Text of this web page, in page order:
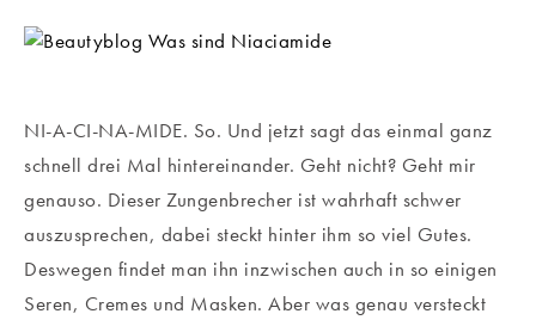
NI-A-CI-NA-MIDE. So. Und jetzt sagt das einmal ganz
schnell drei Mal hintereinander. Geht nicht? Geht mir
genauso. Dieser Zungenbrecher ist wahrhaft schwer
auszusprechen, dabei steckt hinter ihm so viel Gutes.
Deswegen findet man ihn inzwischen auch in so einigen
Seren, Cremes und Masken. Aber was genau versteckt